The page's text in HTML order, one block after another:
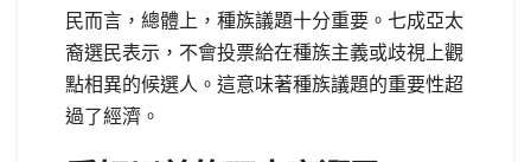
民而言，總體上，種族議題十分重要。七成亞太
裔選民表示，不會投票給在種族主義或歧視上觀
點相異的候選人。這意味著種族議題的重要性超
過了經濟。